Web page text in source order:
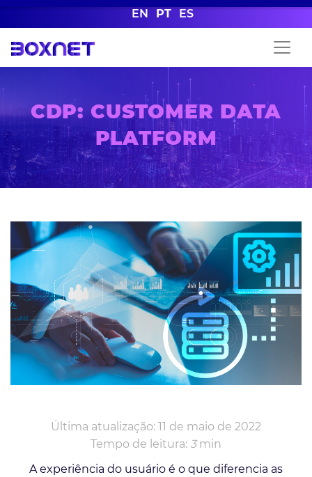
EN PT ES
CDP: CUSTOMER DATA
PLATFORM
Última atualização: 11 de maio de 2022
Tempo de leitura: 3min
A experiência do usuário é o que diferencia as